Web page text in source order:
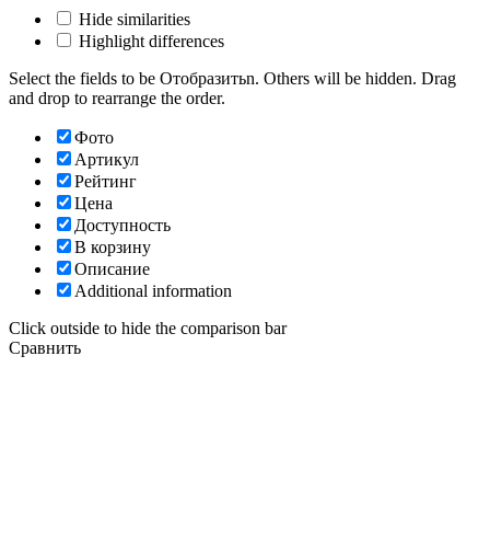
Hide similarities
Highlight differences
Select the fields to be Отобразитьn. Others will be hidden. Drag
and drop to rearrange the order.
Фото
Артикул
Рейтинг
Цена
Доступность
В корзину
Описание
Additional information
Click outside to hide the comparison bar
Сравнить